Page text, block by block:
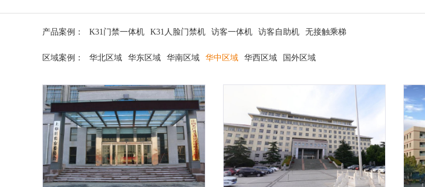
产品案例： K31门禁一体机 K31人脸门禁机 访客一体机 访客自助机 无接触乘梯
区域案例： 华北区域 华东区域 华南区域 华中区域 华西区域 国外区域